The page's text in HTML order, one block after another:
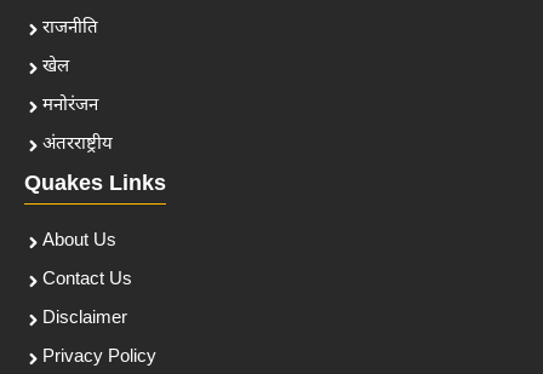
राजनीति
खेल
मनोरंजन
अंतरराष्ट्रीय
Quakes Links
About Us
Contact Us
Disclaimer
Privacy Policy